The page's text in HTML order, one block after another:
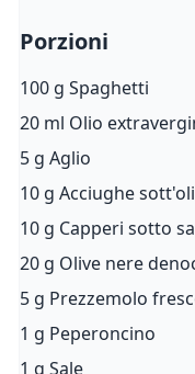
Porzioni
100 g Spaghetti
20 ml Olio
5 g Aglio
10 g Acciughe
10 g Capperi sotto
20 g Olive nere
5 g Prezzemolo
1 g Peperoncino
1 g Sale